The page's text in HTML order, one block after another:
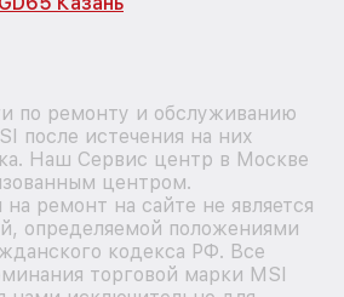
по ремонту и обслуживанию
после истечения на них
Наш Сервис центр в Москве
центром.
ремонт на сайте не является
определяемой положениями
кодекса РФ. Все
торговой марки MSI